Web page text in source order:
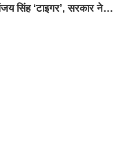
सिंह ‘टाइगर’, सरकार ने